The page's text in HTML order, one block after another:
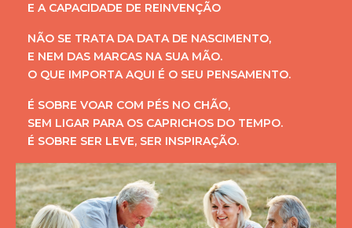
E A CAPACIDADE DE REINVENÇÃO
NÃO SE TRATA DA DATA DE NASCIMENTO,
E NEM DAS MARCAS NA SUA MÃO.
O QUE IMPORTA AQUI É O SEU PENSAMENTO.
É SOBRE VOAR COM PÉS NO CHÃO,
SEM LIGAR PARA OS CAPRICHOS DO TEMPO.
É SOBRE SER LEVE, SER INSPIRAÇÃO.